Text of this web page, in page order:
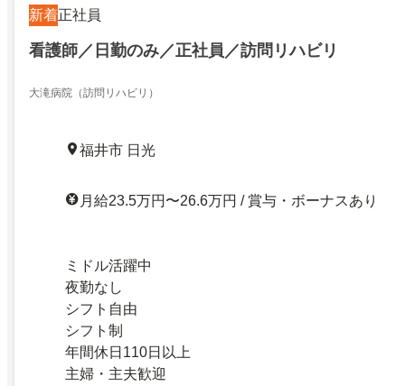
新着正社員
看護師／日勤のみ／正社員／訪問リハビリ
大滝病院（訪問リハビリ）
福井市 日光
月給23.5万円〜26.6万円 / 賞与・ボーナスあり
ミドル活躍中
夜勤なし
シフト自由
シフト制
年間休日110日以上
主婦・主夫歓迎